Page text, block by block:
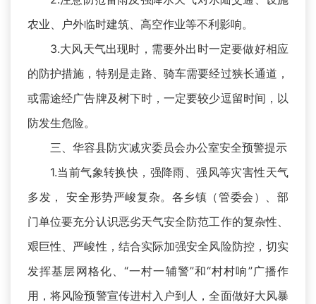
农业、户外临时建筑、高空作业等不利影响。
3.大风天气出现时，需要外出时一定要做好相应
的防护措施，特别是走路、骑车需要经过狭长通道，
或需途经广告牌及树下时，一定要较少逗留时间，以
防发生危险。
三、华容县防灾减灾委员会办公室安全预警提示
1.当前气象转换快，强降雨、强风等灾害性天气
多发， 安全形势严峻复杂。各乡镇（管委会）、部
门单位要充分认识恶劣天气安全防范工作的复杂性、
艰巨性、严峻性，结合实际加强安全风险防控，切实
发挥基层网格化、“一村一辅警”和“村村响”广播作
用，将风险预警宣传进村入户到人，全面做好大风暴